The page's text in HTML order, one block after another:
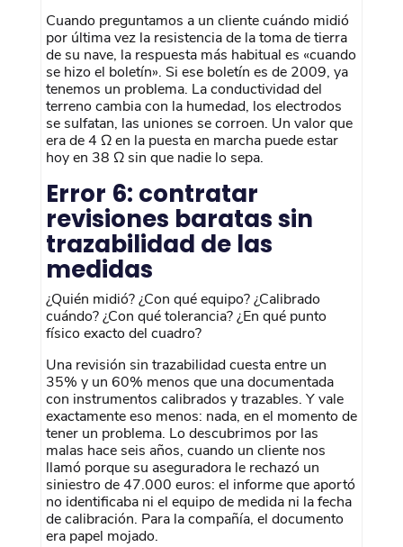
Cuando preguntamos a un cliente cuándo midió
por última vez la resistencia de la toma de tierra
de su nave, la respuesta más habitual es «cuando
se hizo el boletín». Si ese boletín es de 2009, ya
tenemos un problema. La conductividad del
terreno cambia con la humedad, los electrodos
se sulfatan, las uniones se corroen. Un valor que
era de 4 Ω en la puesta en marcha puede estar
hoy en 38 Ω sin que nadie lo sepa.
Error 6: contratar
revisiones baratas sin
trazabilidad de las
medidas
¿Quién midió? ¿Con qué equipo? ¿Calibrado
cuándo? ¿Con qué tolerancia? ¿En qué punto
físico exacto del cuadro?
Una revisión sin trazabilidad cuesta entre un
35% y un 60% menos que una documentada
con instrumentos calibrados y trazables. Y vale
exactamente eso menos: nada, en el momento de
tener un problema. Lo descubrimos por las
malas hace seis años, cuando un cliente nos
llamó porque su aseguradora le rechazó un
siniestro de 47.000 euros: el informe que aportó
no identificaba ni el equipo de medida ni la fecha
de calibración. Para la compañía, el documento
era papel mojado.